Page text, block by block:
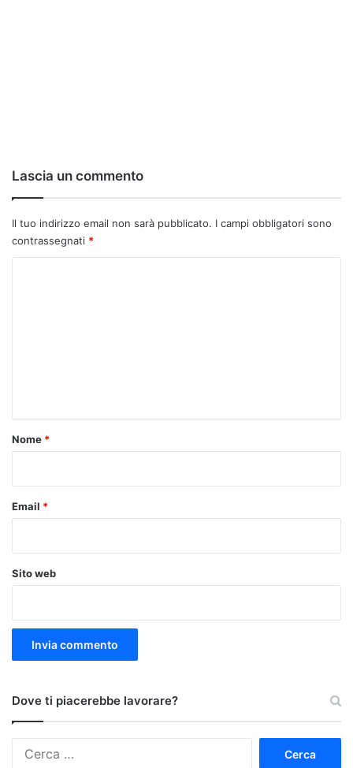
Lascia un commento
Il tuo indirizzo email non sarà pubblicato. I campi obbligatori sono
contrassegnati *
o
Nome *
Email *
Sito web
Dove ti piacerebbe lavorare?